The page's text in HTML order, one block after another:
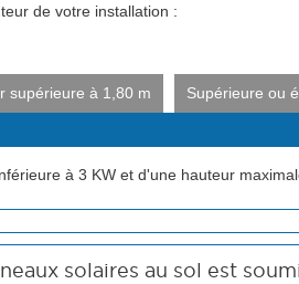
de votre installation :
supérieure à 1,80 m Supérieure ou
à 3 KW et d'une hauteur
solaires au sol est